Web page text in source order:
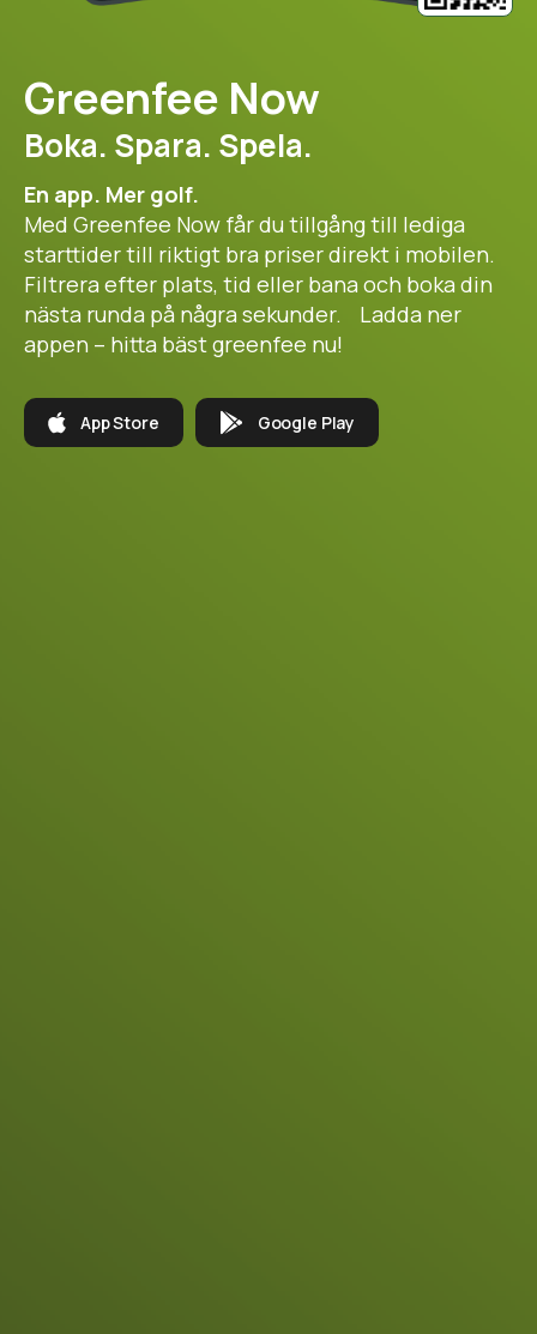
Greenfee Now
Boka. Spara. Spela.
En app. Mer golf.
Med Greenfee Now får du tillgång till lediga
starttider till riktigt bra priser direkt i mobilen.
Filtrera efter plats, tid eller bana och boka din
nästa runda på några sekunder. Ladda ner
appen – hitta bäst greenfee nu!
App Store Google Play